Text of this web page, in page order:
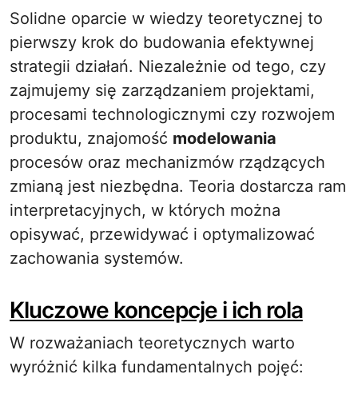
Solidne oparcie w wiedzy teoretycznej to
pierwszy krok do budowania efektywnej
strategii działań. Niezależnie od tego, czy
zajmujemy się zarządzaniem projektami,
procesami technologicznymi czy rozwojem
produktu, znajomość modelowania
procesów oraz mechanizmów rządzących
zmianą jest niezbędna. Teoria dostarcza ram
interpretacyjnych, w których można
opisywać, przewidywać i optymalizować
zachowania systemów.
Kluczowe koncepcje i ich rola
W rozważaniach teoretycznych warto
wyróżnić kilka fundamentalnych pojęć: